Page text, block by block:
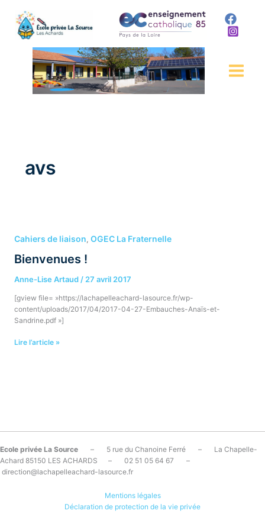
contenu
avs
Cahiers de liaison,OGEC La Fraternelle
Bienvenues !
Anne-Lise Artaud / 27 avril 2017
[gview file= »https://lachapelleachard-lasource.fr/wp-
content/uploads/2017/04/2017-04-27-Embauches-Anaïs-et-
Sandrine.pdf »]
!
Lire l’article »
Ecole privée La Source – 5 rue du Chanoine Ferré – La Chapelle-
Achard 85150 LES ACHARDS – 02 51 05 64 67 –
direction@lachapelleachard-lasource.fr
Mentions légales
Déclaration de protection de la vie privée